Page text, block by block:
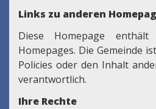
Links zu anderen
Diese Homepage
Homepages. Die Gemeinde
Policies oder den Inhalt
verantwortlich.
Ihre Rechte